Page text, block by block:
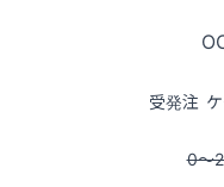
受発注
0〜